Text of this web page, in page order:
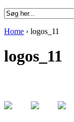
Home › logos_11
logos_11